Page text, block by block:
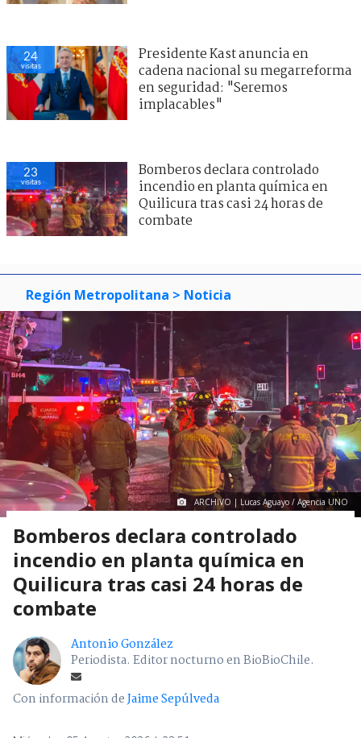
24
visitas
Presidente Kast anuncia en
cadena nacional su megarreforma
en seguridad: "Seremos
implacables"
23
visitas
Bomberos declara controlado
incendio en planta química en
Quilicura tras casi 24 horas de
combate
Región Metropolitana > Noticia
ARCHIVO | Lucas Aguayo / Agencia UNO
Bomberos declara controlado
incendio en planta química en
Quilicura tras casi 24 horas de
combate
Antonio González
Periodista. Editor nocturno en BioBioChile.
Con información deJaime Sepúlveda